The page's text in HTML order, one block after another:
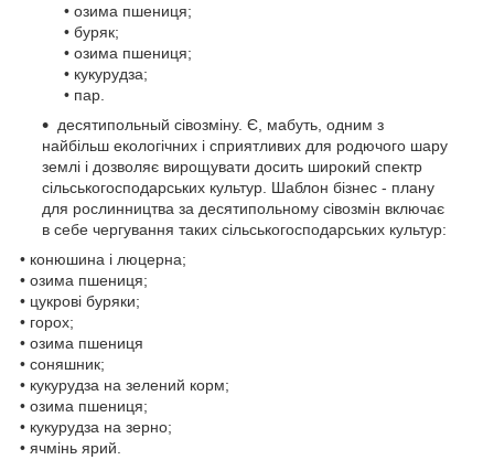
• озима пшениця;
• буряк;
• озима пшениця;
• кукурудза;
• пар.
десятипольный сівозміну. Є, мабуть, одним з
найбільш екологічних і сприятливих для родючого шару
землі і дозволяє вирощувати досить широкий спектр
сільськогосподарських культур. Шаблон бізнес - плану
для рослинництва за десятипольному сівозмін включає
в себе чергування таких сільськогосподарських культур:
• конюшина і люцерна;
• озима пшениця;
• цукрові буряки;
• горох;
• озима пшениця
• соняшник;
• кукурудза на зелений корм;
• озима пшениця;
• кукурудза на зерно;
• ячмінь ярий.